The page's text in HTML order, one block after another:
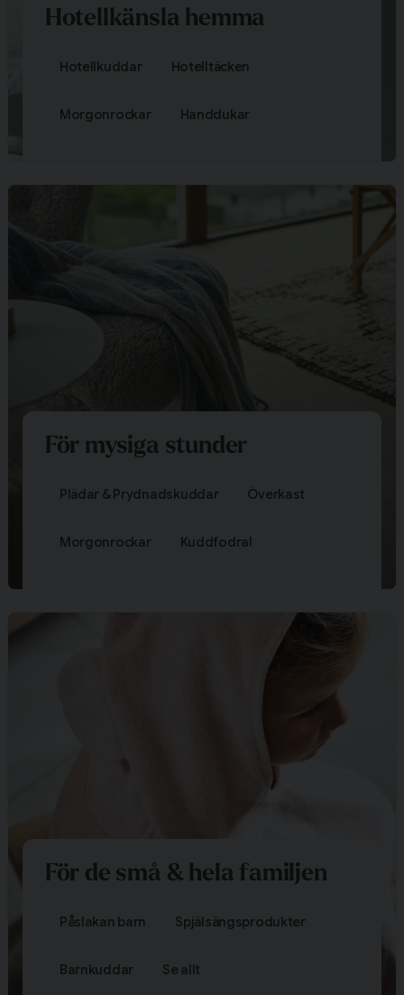
Hotellkänsla hemma
Hotellkuddar Hotelltäcken
Morgonrockar Handdukar
För mysiga stunder
Plädar & Prydnadskuddar Överkast
Morgonrockar Kuddfodral
För de små & hela familjen
Påslakan barn Spjälsängsprodukter
Barnkuddar Se allt